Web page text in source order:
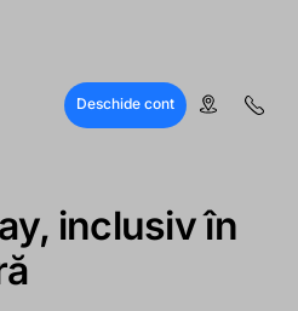
Deschide cont
inclusiv în